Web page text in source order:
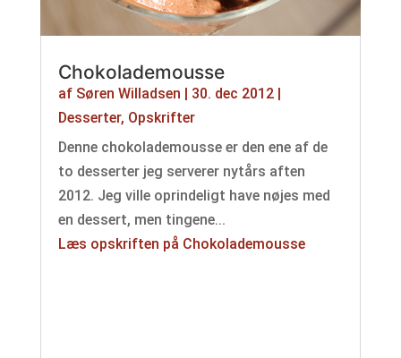
Chokolademousse
af Søren Willadsen | 30. dec 2012|
Desserter, Opskrifter
Denne chokolademousse er den ene af de
to desserter jeg serverer nytårs aften
2012. Jeg ville oprindeligt have nøjes med
en dessert, men tingene...
Læs opskriften på Chokolademousse